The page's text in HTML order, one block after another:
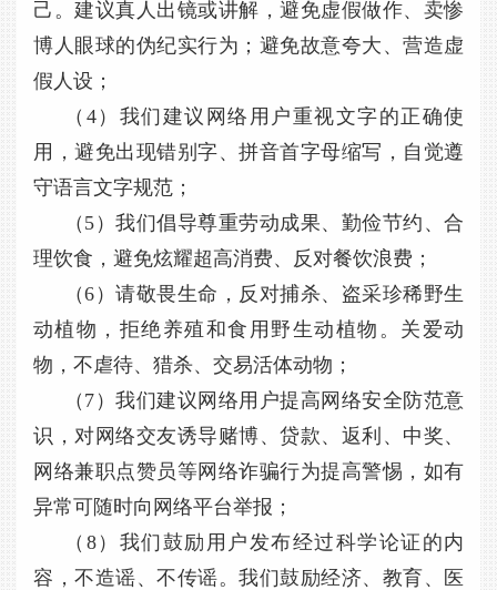
己。建议真人出镜或讲解，避免虚假做作、卖惨
博人眼球的伪纪实行为；避免故意夸大、营造虚
假人设；
（4）我们建议网络用户重视文字的正确使
用，避免出现错别字、拼音首字母缩写，自觉遵
守语言文字规范；
（5）我们倡导尊重劳动成果、勤俭节约、合
理饮食，避免炫耀超高消费、反对餐饮浪费；
（6）请敬畏生命，反对捕杀、盗采珍稀野生
动植物，拒绝养殖和食用野生动植物。关爱动
物，不虐待、猎杀、交易活体动物；
（7）我们建议网络用户提高网络安全防范意
识，对网络交友诱导赌博、贷款、返利、中奖、
网络兼职点赞员等网络诈骗行为提高警惕，如有
异常可随时向网络平台举报；
（8）我们鼓励用户发布经过科学论证的内
容，不造谣、不传谣。我们鼓励经济、教育、医